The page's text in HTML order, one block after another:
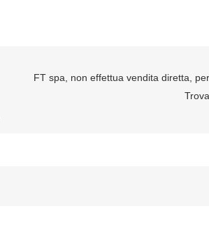
FT spa, non effettua vendita diretta,